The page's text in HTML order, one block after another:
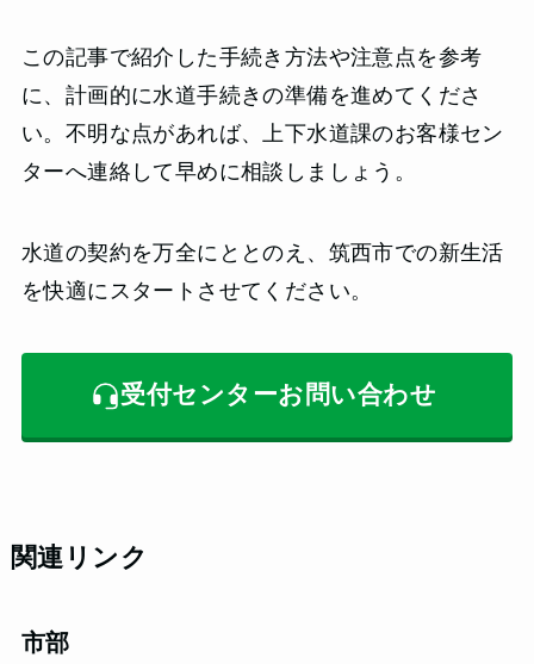
この記事で紹介した手続き方法や注意点を参考
に、計画的に水道手続きの準備を進めてくださ
い。不明な点があれば、上下水道課のお客様セン
ターへ連絡して早めに相談しましょう。
水道の契約を万全にととのえ、筑西市での新生活
を快適にスタートさせてください。
受付センターお問い合わせ
関連リンク
市部